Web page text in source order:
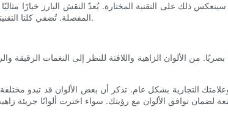
ذلك على التقنية المختارة. يُعدّ النقش البارز خيارًا
المفصلة. تُضفي كلتا التقنيتين لمسةً من الأناقة على شارتك وتساعدها على التميز عن منافسيها.
من الألوان الزاهية واللافتة للنظر إلى النغمات الرقيقة
التجارية بشكل عام. تذكر أن بعض الألوان قد تبدو